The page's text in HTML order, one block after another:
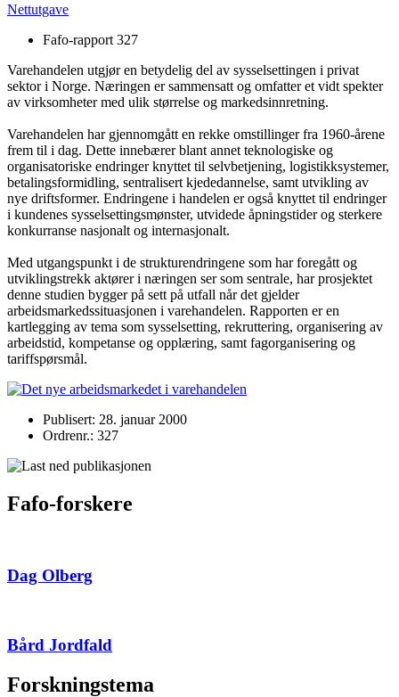
Nettutgave
Fafo-rapport 327
Varehandelen utgjør en betydelig del av sysselsettingen i privat
sektor i Norge. Næringen er sammensatt og omfatter et vidt spekter
av virksomheter med ulik størrelse og markedsinnretning.
Varehandelen har gjennomgått en rekke omstillinger fra 1960-årene
frem til i dag. Dette innebærer blant annet teknologiske og
organisatoriske endringer knyttet til selvbetjening, logistikksystemer,
betalingsformidling, sentralisert kjededannelse, samt utvikling av
nye driftsformer. Endringene i handelen er også knyttet til endringer
i kundenes sysselsettingsmønster, utvidede åpningstider og sterkere
konkurranse nasjonalt og internasjonalt.
Med utgangspunkt i de strukturendringene som har foregått og
utviklingstrekk aktører i næringen ser som sentrale, har prosjektet
denne studien bygger på sett på utfall når det gjelder
arbeidsmarkedssituasjonen i varehandelen. Rapporten er en
kartlegging av tema som sysselsetting, rekruttering, organisering av
arbeidstid, kompetanse og opplæring, samt fagorganisering og
tariffspørsmål.
Publisert: 28. januar 2000
Ordrenr.: 327
Fafo-forskere
Dag Olberg
Bård Jordfald
Forskningstema